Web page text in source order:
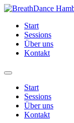
Zum
springenStart
Sessions
Über uns
Kontakt
Start
Sessions
Über uns
Kontakt